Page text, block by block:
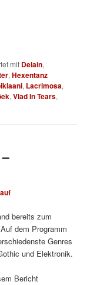
mit Delain,
,Hexentanz
, Lacrimosa,
,Vlad In Tears,
bereits zum
dem Programm
Genres
und Elektronik.
Bericht